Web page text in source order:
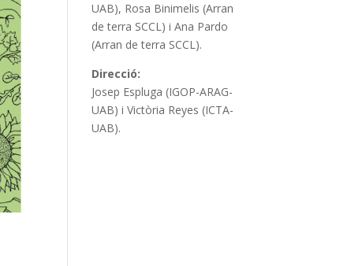
UAB), Rosa Binimelis (Arran
de terra SCCL) i Ana Pardo
(Arran de terra SCCL).
Direcció:
Josep Espluga (IGOP-ARAG-
UAB) i Victòria Reyes (ICTA-
UAB).